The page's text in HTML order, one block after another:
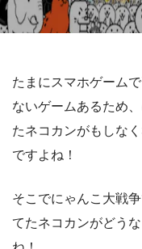
たまにスマホゲーム
ないゲームあるため
たネコカンがもしな
ですよね！
そこでにゃんこ大戦
てたネコカンがどう